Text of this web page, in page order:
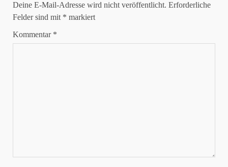
Deine E-Mail-Adresse wird nicht veröffentlicht. Erforderliche
Felder sind mit * markiert
Kommentar *